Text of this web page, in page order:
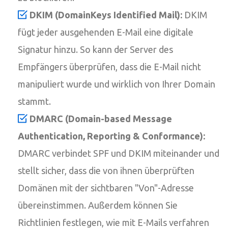
DKIM (DomainKeys Identified Mail): DKIM
fügt jeder ausgehenden E-Mail eine digitale
Signatur hinzu. So kann der Server des
Empfängers überprüfen, dass die E-Mail nicht
manipuliert wurde und wirklich von Ihrer Domain
stammt.
DMARC (Domain-based Message
Authentication, Reporting & Conformance):
DMARC verbindet SPF und DKIM miteinander und
stellt sicher, dass die von ihnen überprüften
Domänen mit der sichtbaren "Von"-Adresse
übereinstimmen. Außerdem können Sie
Richtlinien festlegen, wie mit E-Mails verfahren